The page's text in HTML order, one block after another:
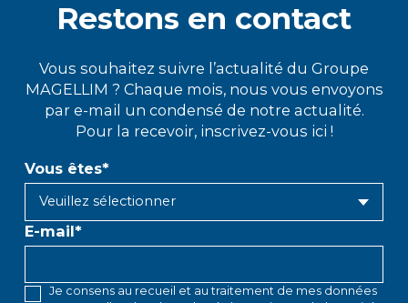
Restons en contact
Vous souhaitez suivre l’actualité du Groupe
MAGELLIM ? Chaque mois, nous vous envoyons
par e-mail un condensé de notre actualité.
Pour la recevoir, inscrivez-vous ici !
Vous êtes*
E-mail*
Je consens au recueil et au traitement de mes données